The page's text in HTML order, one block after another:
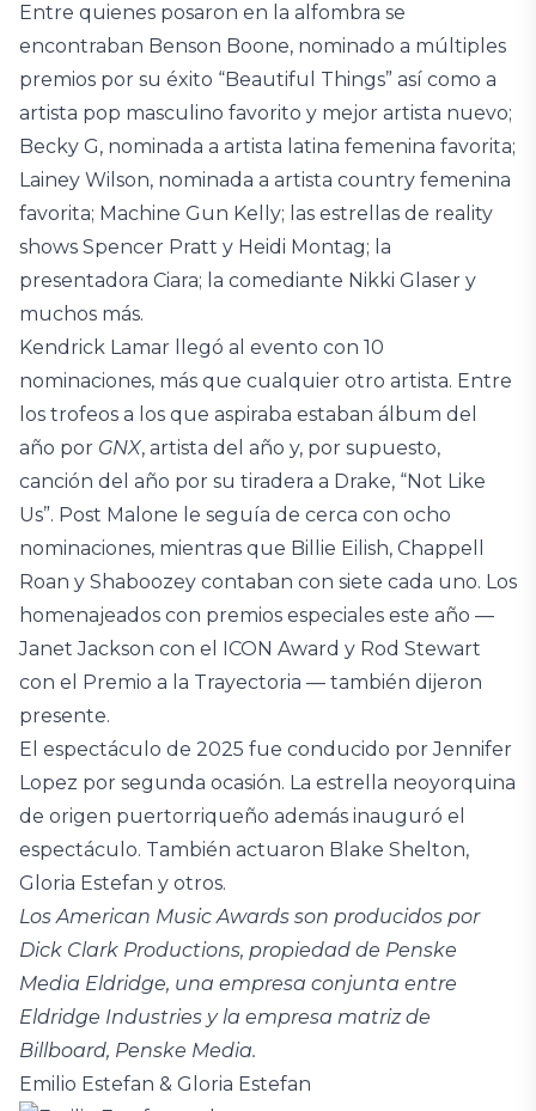
Entre quienes posaron en la alfombra se
encontraban Benson Boone, nominado a múltiples
premios por su éxito “Beautiful Things” así como a
artista pop masculino favorito y mejor artista nuevo;
Becky G, nominada a artista latina femenina favorita;
Lainey Wilson, nominada a artista country femenina
favorita; Machine Gun Kelly; las estrellas de reality
shows Spencer Pratt y Heidi Montag; la
presentadora Ciara; la comediante Nikki Glaser y
muchos más.
Kendrick Lamar llegó al evento con 10
nominaciones, más que cualquier otro artista. Entre
los trofeos a los que aspiraba estaban álbum del
año por GNX, artista del año y, por supuesto,
canción del año por su tiradera a Drake, “Not Like
Us”. Post Malone le seguía de cerca con ocho
nominaciones, mientras que Billie Eilish, Chappell
Roan y Shaboozey contaban con siete cada uno. Los
homenajeados con premios especiales este año —
Janet Jackson con el ICON Award y Rod Stewart
con el Premio a la Trayectoria — también dijeron
presente.
El espectáculo de 2025 fue conducido por Jennifer
Lopez por segunda ocasión. La estrella neoyorquina
de origen puertorriqueño además inauguró el
espectáculo. También actuaron Blake Shelton,
Gloria Estefan y otros.
Los American Music Awards son producidos por
Dick Clark Productions, propiedad de Penske
Media Eldridge, una empresa conjunta entre
Eldridge Industries y la empresa matriz de
Billboard, Penske Media.
Emilio Estefan & Gloria Estefan